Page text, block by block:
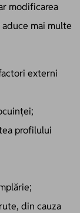
modificarea
mai multe
externi
profilului
din cauza